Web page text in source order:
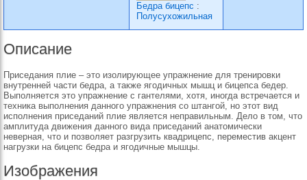
Бедра бицепс :
Полусухожильная
Описание
Приседания плие – это изолирующее упражнение для тренировки
внутренней части бедра, а также ягодичных мышц и бицепса бедер.
Выполняется это упражнение с гантелями, хотя, иногда встречается и
техника выполнения данного упражнения со штангой, но этот вид
исполнения приседаний плие является неправильным. Дело в том, что
амплитуда движения данного вида приседаний анатомически
неверная, что и позволяет разгрузить квадрицепс, переместив акцент
нагрузки на бицепс бедра и ягодичные мышцы.
Изображения